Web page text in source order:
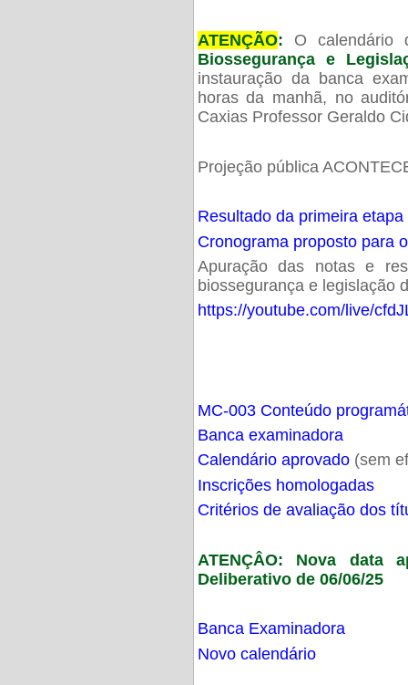
ATENÇÃO: O calendário
Biossegurança e
instauração da banca
horas da manhã, no
Caxias Professor Geraldo
Projeção pública
Resultado da primeira
Cronograma proposto para
Apuração das notas e
biossegurança e legislação
https://youtube.com/live/
MC-003 Conteúdo
Banca examinadora
Calendário aprovado(sem
Inscrições homologadas
Critérios de avaliação dos
ATENÇÂO: Nova data
Deliberativo de 06/06/25
Banca Examinadora
Novo calendário